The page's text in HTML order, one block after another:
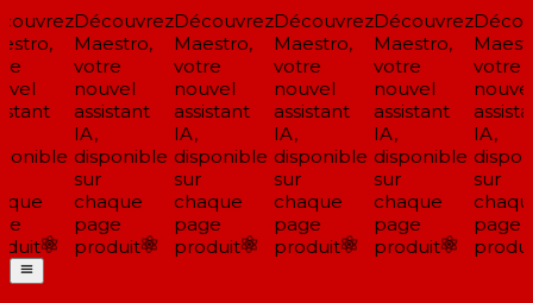
Découvrez
Maestro,
votre
nouvel
assistant
IA,
disponible
sur
chaque
page
produit
Découvrez
Maestro,
votre
nouvel
assistant
IA,
disponible
sur
chaque
page
produit
Découvrez
Maestro,
votre
nouvel
assistant
IA,
disponible
sur
chaque
page
produit
Découvrez
Maestro,
votre
nouvel
assistant
IA,
disponible
sur
chaque
page
produit
votre
nouvel
IA,
sur
page
produit